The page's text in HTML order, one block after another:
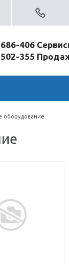
406
502-355
оборудование